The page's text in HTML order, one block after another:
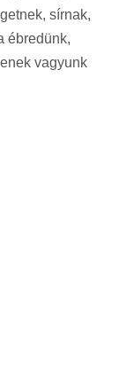
sírnak,
ébredünk,
vagyunk